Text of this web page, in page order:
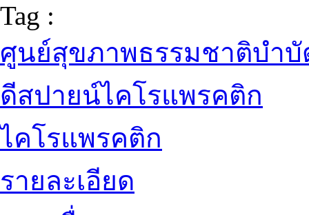
Tag :
ศูนย์สุขภาพธรรมชาติบำบั
ดีสปายน์ไคโรแพรคติก
ไคโรแพรคติก
รายละเอียด